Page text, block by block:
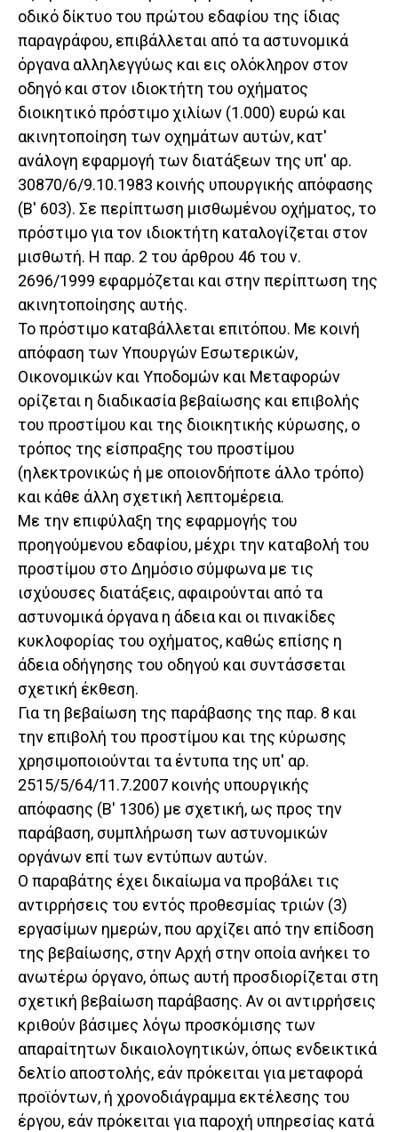
οδικό δίκτυο του πρώτου εδαφίου της ίδιας
παραγράφου, επιβάλλεται από τα αστυνομικά
όργανα αλληλεγγύως και εις ολόκληρον στον
οδηγό και στον ιδιοκτήτη του οχήματος
διοικητικό πρόστιμο χιλίων (1.000) ευρώ και
ακινητοποίηση των οχημάτων αυτών, κατ'
ανάλογη εφαρμογή των διατάξεων της υπ' αρ.
30870/6/9.10.1983 κοινής υπουργικής απόφασης
(Β' 603). Σε περίπτωση μισθωμένου οχήματος, το
πρόστιμο για τον ιδιοκτήτη καταλογίζεται στον
μισθωτή. Η παρ. 2 του άρθρου 46 του ν.
2696/1999 εφαρμόζεται και στην περίπτωση της
ακινητοποίησης αυτής.
Το πρόστιμο καταβάλλεται επιτόπου. Με κοινή
απόφαση των Υπουργών Εσωτερικών,
Οικονομικών και Υποδομών και Μεταφορών
ορίζεται η διαδικασία βεβαίωσης και επιβολής
του προστίμου και της διοικητικής κύρωσης, ο
τρόπος της είσπραξης του προστίμου
(ηλεκτρονικώς ή με οποιονδήποτε άλλο τρόπο)
και κάθε άλλη σχετική λεπτομέρεια.
Με την επιφύλαξη της εφαρμογής του
προηγούμενου εδαφίου, μέχρι την καταβολή του
προστίμου στο Δημόσιο σύμφωνα με τις
ισχύουσες διατάξεις, αφαιρούνται από τα
αστυνομικά όργανα η άδεια και οι πινακίδες
κυκλοφορίας του οχήματος, καθώς επίσης η
άδεια οδήγησης του οδηγού και συντάσσεται
σχετική έκθεση.
Για τη βεβαίωση της παράβασης της παρ. 8 και
την επιβολή του προστίμου και της κύρωσης
χρησιμοποιούνται τα έντυπα της υπ' αρ.
2515/5/64/11.7.2007 κοινής υπουργικής
απόφασης (Β' 1306) με σχετική, ως προς την
παράβαση, συμπλήρωση των αστυνομικών
οργάνων επί των εντύπων αυτών.
Ο παραβάτης έχει δικαίωμα να προβάλει τις
αντιρρήσεις του εντός προθεσμίας τριών (3)
εργασίμων ημερών, που αρχίζει από την επίδοση
της βεβαίωσης, στην Αρχή στην οποία ανήκει το
ανωτέρω όργανο, όπως αυτή προσδιορίζεται στη
σχετική βεβαίωση παράβασης. Αν οι αντιρρήσεις
κριθούν βάσιμες λόγω προσκόμισης των
απαραίτητων δικαιολογητικών, όπως ενδεικτικά
δελτίο αποστολής, εάν πρόκειται για μεταφορά
προϊόντων, ή χρονοδιάγραμμα εκτέλεσης του
έργου, εάν πρόκειται για παροχή υπηρεσίας κατά